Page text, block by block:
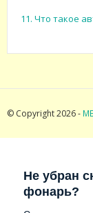
11. Что такое
© Copyright 2026 -
Не убран
фонарь?